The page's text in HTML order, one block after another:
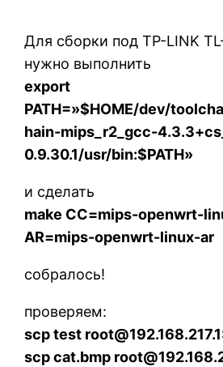
Для сборки под TP-LINK
нужно выполнить
export
PATH=»$HOME/dev/
hain-mips_r2_gcc-
0.9.30.1/usr/bin:$PATH»
и сделать
make CC=mips-openwrt-
AR=mips-openwrt-linux-ar
собралось!
проверяем:
scp test
scp cat.bmp